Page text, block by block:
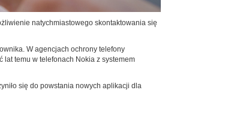
natychmiastowego skontaktowania się
W agencjach ochrony telefony
temu w telefonach Nokia z systemem
się do powstania nowych aplikacji dla